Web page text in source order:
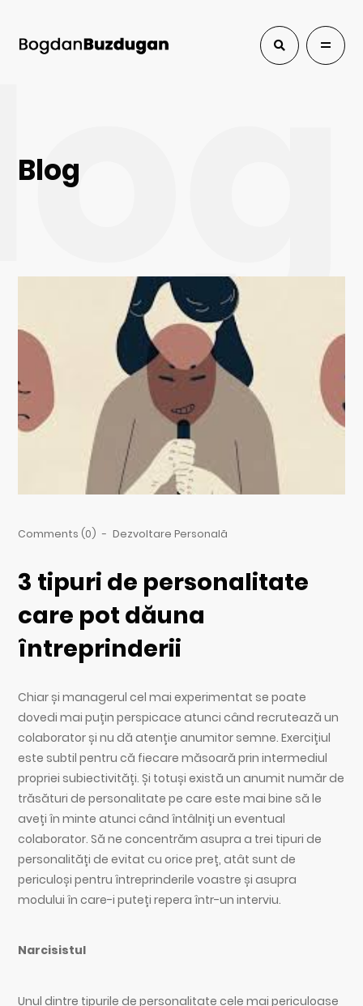
Blog
Comments (0) - Dezvoltare Personală
3 tipuri de personalitate
care pot dăuna
întreprinderii
Chiar și managerul cel mai experimentat se poate
dovedi mai puțin perspicace atunci când recrutează un
colaborator și nu dă atenție anumitor semne. Exercițiul
este subtil pentru că fiecare măsoară prin intermediul
propriei subiectivități. Și totuși există un anumit număr de
trăsături de personalitate pe care este mai bine să le
aveți în minte atunci când întâlniți un eventual
colaborator. Să ne concentrăm asupra a trei tipuri de
personalități de evitat cu orice preț, atât sunt de
periculoși pentru întreprinderile voastre și asupra
modului în care-i puteți repera într-un interviu.
Narcisistul
Unul dintre tipurile de personalitate cele mai periculoase